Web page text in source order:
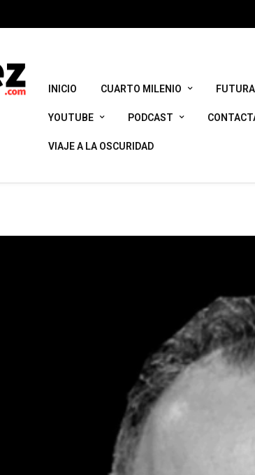
of type array|string is deprecated in/srv/
INICIO CUARTO MILENIO FUTURA
YOUTUBE PODCAST
VIAJE A LA OSCURIDAD